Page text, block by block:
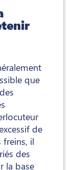
que
de
freins, il
des
la base